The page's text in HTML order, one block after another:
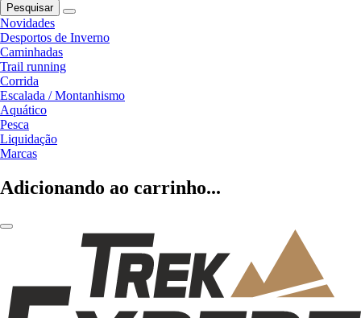
Pesquisar
Novidades
Desportos de Inverno
Caminhadas
Trail running
Corrida
Escalada / Montanhismo
Aquático
Pesca
Liquidação
Marcas
Adicionando ao carrinho...